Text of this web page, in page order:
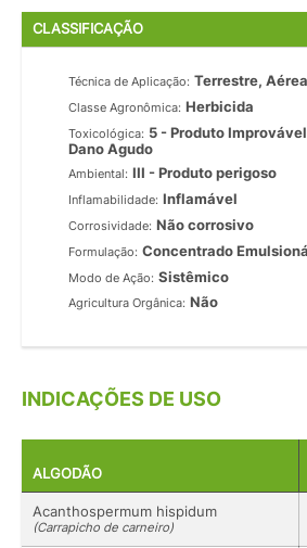
CLASSIFICAÇÃO
Técnica de Aplicação: Terrestre, Aérea
Classe Agronômica: Herbicida
Toxicológica: 5 - Produto
Dano Agudo
Ambiental: III - Produto perigoso
Inflamabilidade: Inflamável
Corrosividade: Não corrosivo
Formulação: Concentrado
Modo de Ação: Sistêmico
Agricultura Orgânica: Não
INDICAÇÕES DE USO
ALGODÃO
Acanthospermum hispidum
(Carrapicho de carneiro)